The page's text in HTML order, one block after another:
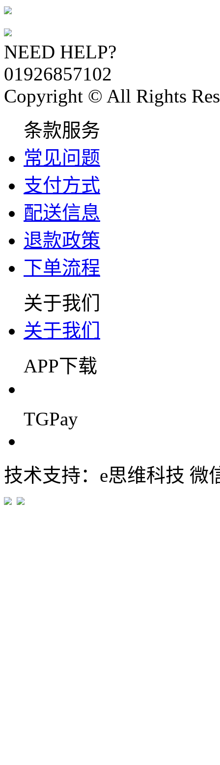
NEED HELP?
01926857102
Copyright © All Rights
条款服务
常见问题
支付方式
配送信息
退款政策
下单流程
关于我们
关于我们
APP下载
TGPay
技术支持：e思维科技 微